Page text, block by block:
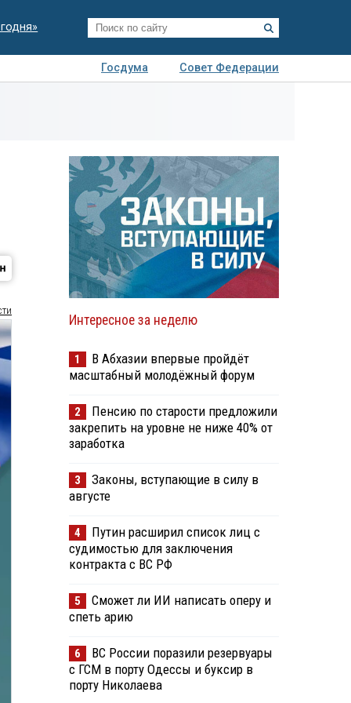
Госдума
Совет Федерации
Интересное за неделю
1
В Абхазии впервые пройдёт
масштабный молодёжный форум
2
Пенсию по старости предложили
закрепить на уровне не ниже 40% от
заработка
3
Законы, вступающие в силу в
августе
4
Путин расширил список лиц с
судимостью для заключения
контракта с ВС РФ
5
Сможет ли ИИ написать оперу и
спеть арию
6
ВС России поразили резервуары
с ГСМ в порту Одессы и буксир в
порту Николаева